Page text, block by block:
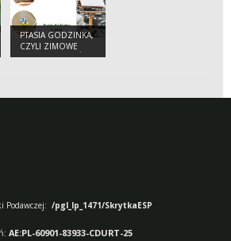
PTASIA GODZINKA,
CZYLI ZIMOWE
LICZENIE PTAKÓW
Podawczej: /pgl_lp_1471/SkrytkaESP
AE:PL-60901-83933-CDURT-25